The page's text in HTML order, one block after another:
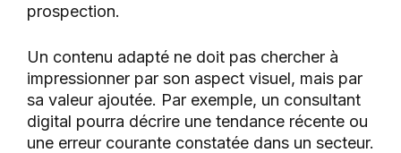
prospection.
Un contenu adapté ne doit pas chercher à
impressionner par son aspect visuel, mais par
sa valeur ajoutée. Par exemple, un consultant
digital pourra décrire une tendance récente ou
une erreur courante constatée dans un secteur.